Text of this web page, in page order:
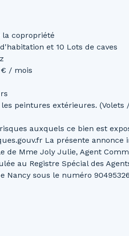
copropriété
et 10 Lots de caves
€ / mois
peintures extérieures. (Volets
auxquels ce bien est
La présente
de Mme Joly Julie, Agent
au Registre Spécial des
Nancy sous le numéro